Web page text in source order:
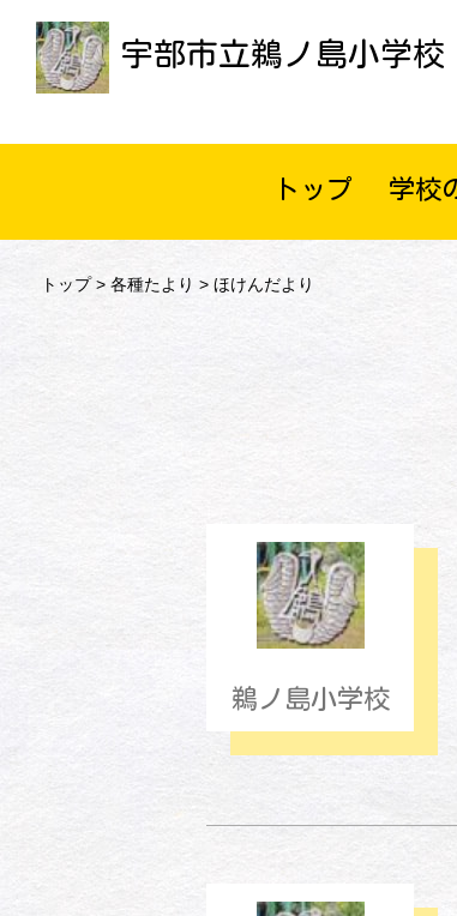
宇部市立鵜ノ島小学校
トップ 学校
トップ> 各種たより > ほけんだより
鵜ノ島小学校